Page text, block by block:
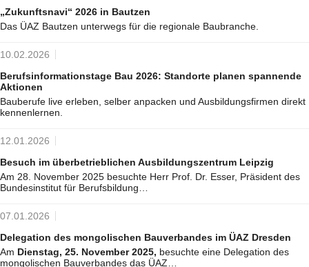
„Zukunftsnavi“ 2026 in Bautzen
Das ÜAZ Bautzen unterwegs für die regionale Baubranche.
10.02.2026
Berufsinformationstage Bau 2026: Standorte planen spannende
Aktionen
Bauberufe live erleben, selber anpacken und Ausbildungsfirmen direkt
kennenlernen.
12.01.2026
Besuch im überbetrieblichen Ausbildungszentrum Leipzig
Am 28. November 2025 besuchte Herr Prof. Dr. Esser, Präsident des
Bundesinstitut für Berufsbildung…
07.01.2026
Delegation des mongolischen Bauverbandes im ÜAZ Dresden
Am Dienstag, 25. November 2025, besuchte eine Delegation des
mongolischen Bauverbandes das ÜAZ…